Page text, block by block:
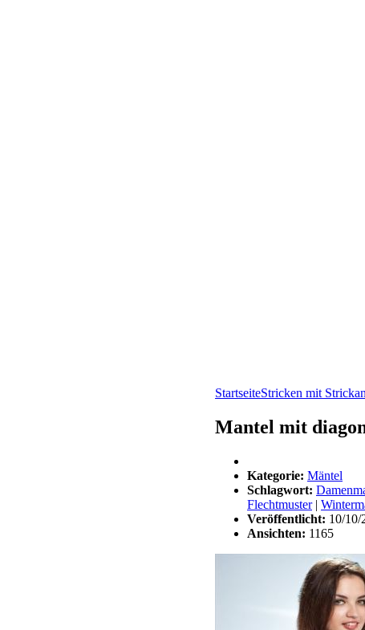
StartseiteStricken mit
Mantel mit
Kategorie: Mäntel
Schlagwort:
Flechtmuster|
Veröffentlicht: 10/10/
Ansichten: 1165